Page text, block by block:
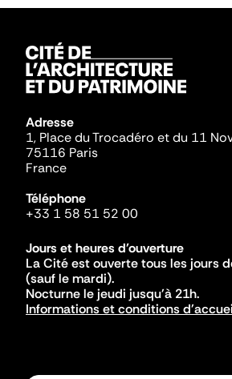
Adresse
1, Place du Trocadéro et du 11
75116 Paris
France
Téléphone
+33 1 58 51 52 00
Jours et heures d'ouverture
La Cité est ouverte tous les jours
(sauf le mardi).
Nocturne le jeudi jusqu'à 21h.
Informations et conditions